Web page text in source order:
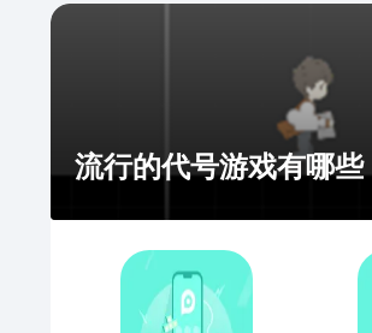
流行的代号游戏有哪些